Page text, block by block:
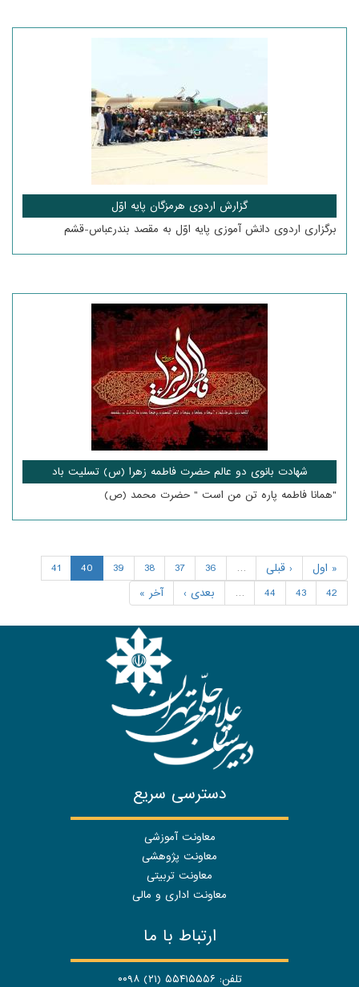
گزارش اردوی هرمزگان پایه اوّل
برگزاری اردوی دانش آموزی پایه اوّل به مقصد بندرعباس-قشم
شهادت بانوی دو عالم حضرت فاطمه زهرا (س) تسلیت باد
"همانا فاطمه پاره تن من است " حضرت محمد (ص)
« اول ‹ قبلی …
36
37
38
39
40
41
42
43
44
… بعدی › آخر »
دسترسی سریع
معاونت آموزشی
معاونت پژوهشی
معاونت تربیتی
معاونت اداری و مالی
ارتباط با ما
تلفن: ۵۵۴۱۵۵۵۶ (۲۱) ۰۰۹۸